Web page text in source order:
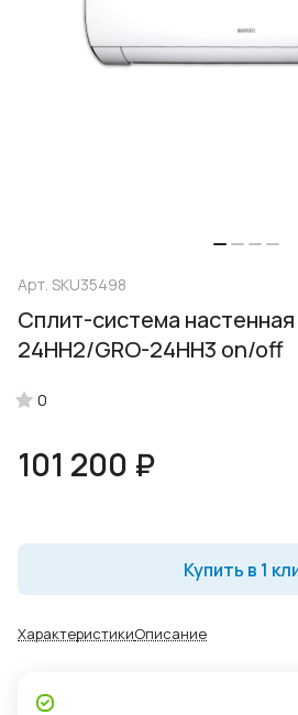
Арт. SKU35498
Сплит-система
24HH2/GRO-24HH3 on/off
0
101 200 ₽
Купить в 1
ХарактеристикиОписание